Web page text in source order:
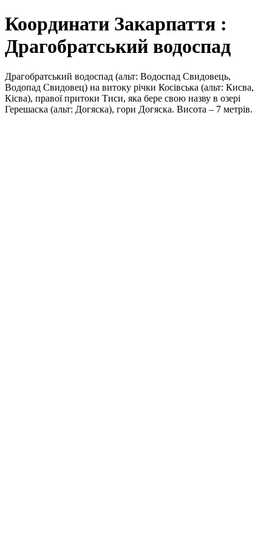
Координати Закарпаття :
Драгобратський водоспад
Драгобратський водоспад (альт: Водоспад Свидовець,
Водопад Свидовец) на витоку річки Косівська (альт: Кисва,
Кісва), правої притоки Тиси, яка бере свою назву в озері
Герешаска (альт: Догяска), гори Догяска. Висота – 7 метрів.